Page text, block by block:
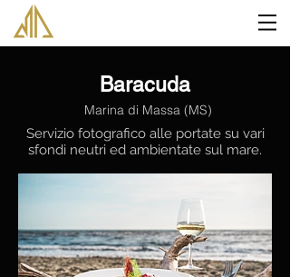
Baracuda
Marina di Massa (MS)
Servizio fotografico alle portate su vari
sfondi neutri ed ambientate sul mare.